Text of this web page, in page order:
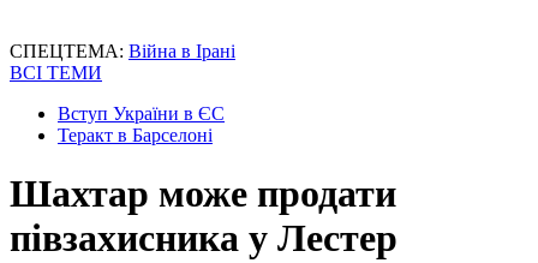
СПЕЦТЕМА: Війна в Ірані
ВСІ ТЕМИ
Вступ України в ЄС
Теракт в Барселоні
Шахтар може продати
півзахисника у Лестер